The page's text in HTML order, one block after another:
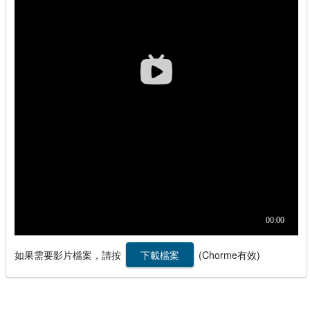
如果需要影片檔案，請按 (Chorme有效)